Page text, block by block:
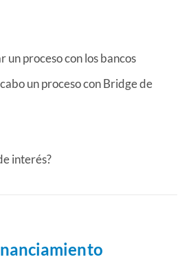
un proceso con los bancos
un proceso con Bridge de
interés?